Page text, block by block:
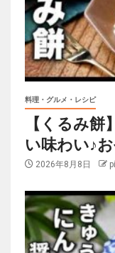
料理・グルメ・レシピ
【くるみ
い味わい♪
2026年8月8日